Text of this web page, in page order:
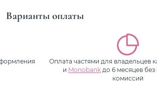
Варианты оплаты
Оплата частями для владельцев
и Monobank до 6 месяцев
комиссий